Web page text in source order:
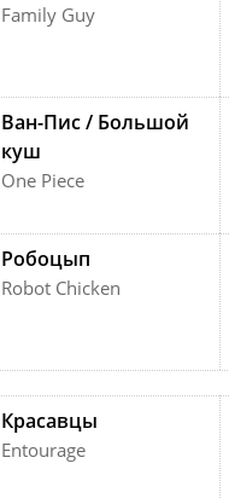
Family Guy
Ван-Пис / Большой
куш
One Piece
Робоцып
Robot Chicken
Красавцы
Entourage